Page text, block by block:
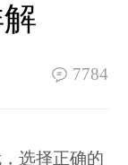
7784
选择正确的